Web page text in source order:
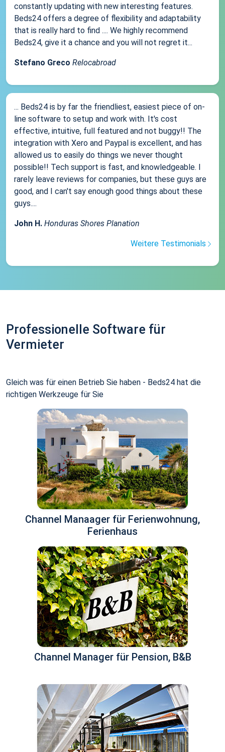
constantly updating with new interesting features.
Beds24 offers a degree of flexibility and adaptability
that is really hard to find .... We highly recommend
Beds24, give it a chance and you will not regret it...
Stefano Greco Relocabroad
... Beds24 is by far the friendliest, easiest piece of on-
line software to setup and work with. It's cost
effective, intuitive, full featured and not buggy!! The
integration with Xero and Paypal is excellent, and has
allowed us to easily do things we never thought
possible!! Tech support is fast, and knowledgeable. I
rarely leave reviews for companies, but these guys are
good, and I can't say enough good things about these
guys....
John H. Honduras Shores Planation
Weitere Testimonials
Professionelle Software für
Vermieter
Gleich was für einen Betrieb Sie haben - Beds24 hat die
richtigen Werkzeuge für Sie
Channel Manaager für Ferienwohnung,
Ferienhaus
Channel Manager für Pension, B&B